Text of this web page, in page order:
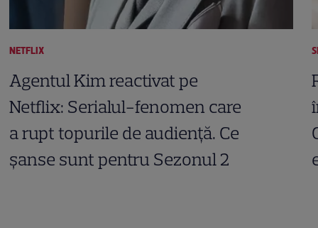
NETFLIX
Agentul Kim reactivat pe
Netflix: Serialul-fenomen care
a rupt topurile de audiență. Ce
șanse sunt pentru Sezonul 2